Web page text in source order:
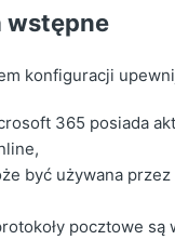
wstępne
konfiguracji
365 posiada
być używana przez
pocztowe są